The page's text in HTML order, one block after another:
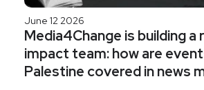
June 12 2026
Media4Change is building a
impact team: how are
Palestine covered in news